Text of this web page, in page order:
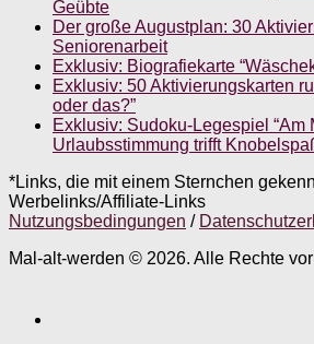
Geübte
Der große Augustplan: 30
Seniorenarbeit
Exklusiv: Biografiekarte
Exklusiv: 50 Aktivierungskarten
oder das?”
Exklusiv: Sudoku-Legespiel “Am
Urlaubsstimmung trifft
*Links, die mit einem Sternchen
Werbelinks/Affiliate-Links
Nutzungsbedingungen /
Mal-alt-werden © 2026. Alle Rechte